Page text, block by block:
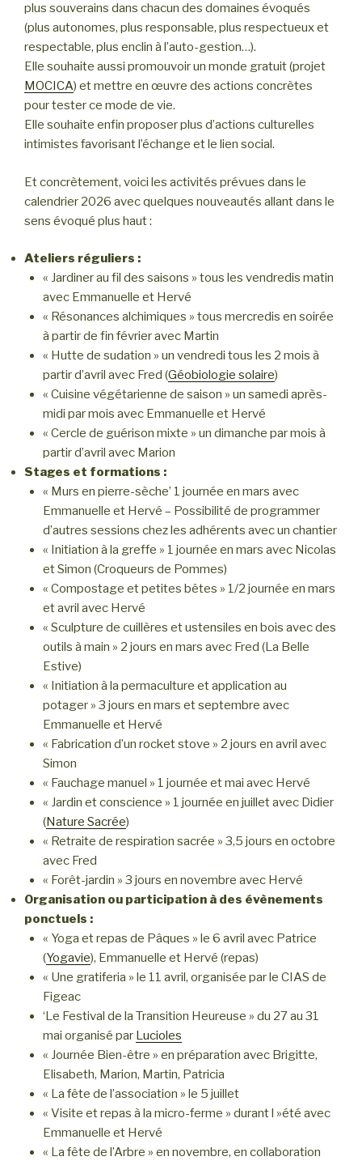
plus souverains dans chacun des domaines évoqués
(plus autonomes, plus responsable, plus respectueux et
respectable, plus enclin à l’auto-gestion…).
Elle souhaite aussi promouvoir un monde gratuit (projet
MOCICA) et mettre en œuvre des actions concrètes
pour tester ce mode de vie.
Elle souhaite enfin proposer plus d’actions culturelles
intimistes favorisant l’échange et le lien social.
Et concrètement, voici les activités prévues dans le
calendrier 2026 avec quelques nouveautés allant dans le
sens évoqué plus haut :
Ateliers réguliers :
« Jardiner au fil des saisons » tous les vendredis matin
avec Emmanuelle et Hervé
« Résonances alchimiques » tous mercredis en soirée
à partir de fin février avec Martin
« Hutte de sudation » un vendredi tous les 2 mois à
partir d’avril avec Fred (Géobiologie solaire)
« Cuisine végétarienne de saison » un samedi après-
midi par mois avec Emmanuelle et Hervé
« Cercle de guérison mixte » un dimanche par mois à
partir d’avril avec Marion
Stages et formations :
« Murs en pierre-sèche’ 1 journée en mars avec
Emmanuelle et Hervé – Possibilité de programmer
d’autres sessions chez les adhérents avec un chantier
« Initiation à la greffe » 1 journée en mars avec Nicolas
et Simon (Croqueurs de Pommes)
« Compostage et petites bêtes » 1/2 journée en mars
et avril avec Hervé
« Sculpture de cuillères et ustensiles en bois avec des
outils à main » 2 jours en mars avec Fred (La Belle
Estive)
« Initiation à la permaculture et application au
potager » 3 jours en mars et septembre avec
Emmanuelle et Hervé
« Fabrication d’un rocket stove » 2 jours en avril avec
Simon
« Fauchage manuel » 1 journée et mai avec Hervé
« Jardin et conscience » 1 journée en juillet avec Didier
(Nature Sacrée)
« Retraite de respiration sacrée » 3,5 jours en octobre
avec Fred
« Forêt-jardin » 3 jours en novembre avec Hervé
Organisation ou participation à des évènements
ponctuels :
« Yoga et repas de Pâques » le 6 avril avec Patrice
(Yogavie), Emmanuelle et Hervé (repas)
« Une gratiferia » le 11 avril, organisée par le CIAS de
Figeac
‘Le Festival de la Transition Heureuse » du 27 au 31
mai organisé par Lucioles
« Journée Bien-être » en préparation avec Brigitte,
Elisabeth, Marion, Martin, Patricia
« La fête de l’association » le 5 juillet
« Visite et repas à la micro-ferme » durant l »été avec
Emmanuelle et Hervé
« La fête de l’Arbre » en novembre, en collaboration